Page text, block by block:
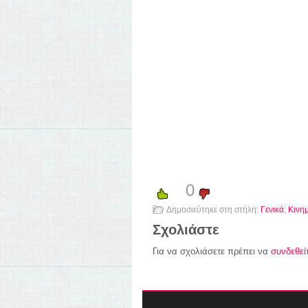
0
Δημοσιεύτηκε στη στήλη: Γενικά,
Σχολιάστε
Για να σχολιάσετε πρέπει να